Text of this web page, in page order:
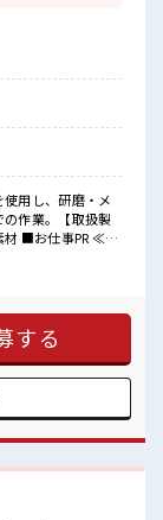
！
使用し、研磨・メ
の作業。【取扱製
ち
未満で、 ほどよ
ンゲイ≫ 新しいこ
り働く環境が整
目指していき
で悩まず気軽に相
ける休憩スペー
する